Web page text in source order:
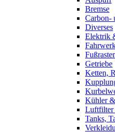
Bremse
Carbon-
Diverses
Elektrik
Getriebe
Ketten,
Kühler
Tanks,